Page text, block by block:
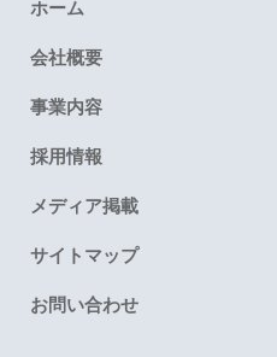
ホーム
会社概要
事業内容
採用情報
メディア掲載
サイトマップ
お問い合わせ